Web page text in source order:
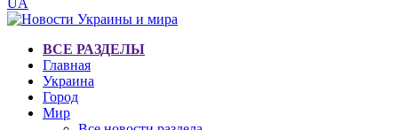
UA
ВСЕ РАЗДЕЛЫ
Главная
Украина
Город
Мир